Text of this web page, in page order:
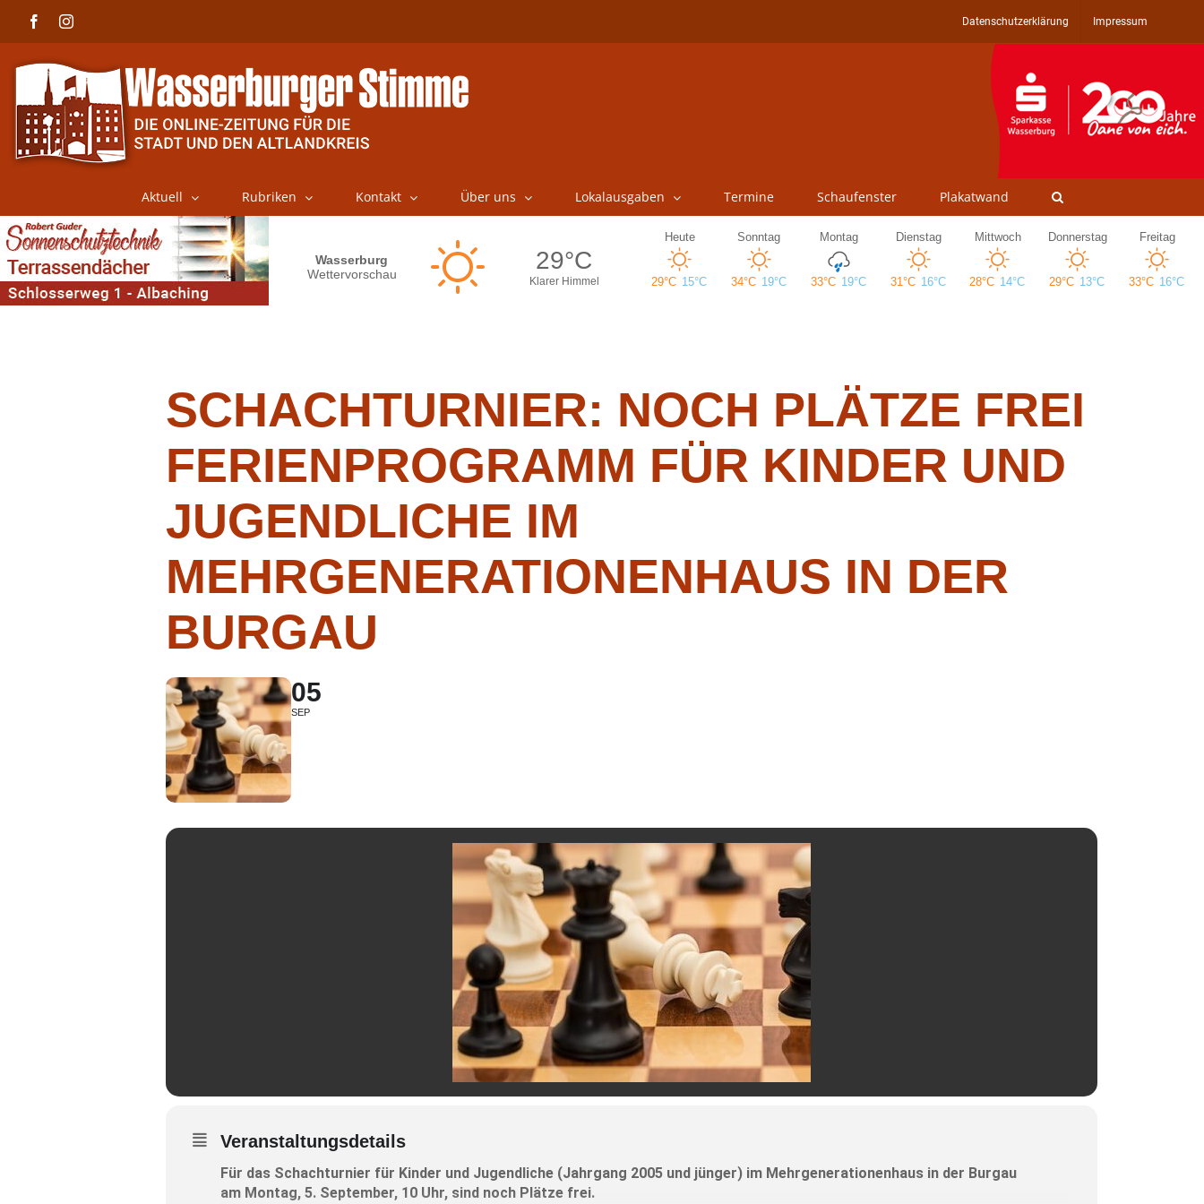
FacebookInstagram Datenschutzerklärung Impressum
Aktuell Rubriken Kontakt Über uns Lokalausgaben Termine Schaufenster Plakatwand
SCHACHTURNIER: NOCH PLÄTZE FREI
FERIENPROGRAMM FÜR KINDER UND
JUGENDLICHE IM
MEHRGENERATIONENHAUS IN DER
BURGAU
05
SEP
Veranstaltungsdetails
Für das Schachturnier für Kinder und Jugendliche (Jahrgang 2005 und jünger) im Mehrgenerationenhaus in der Burgau
am Montag, 5. September, 10 Uhr, sind noch Plätze frei.